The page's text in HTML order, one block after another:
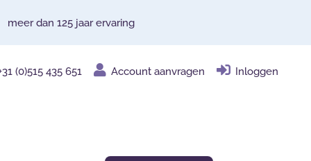
meer dan 125 jaar ervaring
(0)515 435 651 Account aanvragen Inloggen